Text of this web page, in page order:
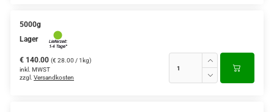
5000g
Lager
€ 140.00 (€ 28.00 / 1kg)
inkl. MWST
zzgl. Versandkosten